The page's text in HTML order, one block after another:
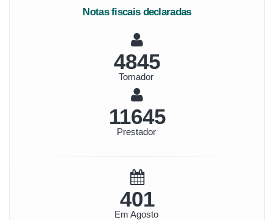
Notas fiscais declaradas
5590
Tomador
13436
Prestador
449
Em Agosto